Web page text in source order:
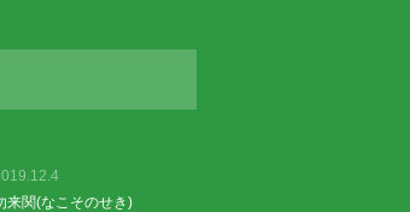
来関(なこそのせき)